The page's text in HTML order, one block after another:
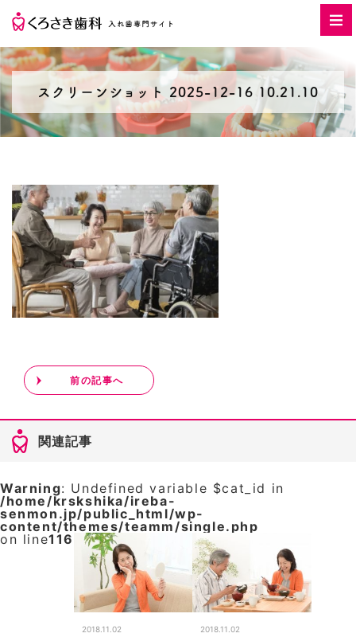
スクリーンショット 2025-12-16 10.21.10
前の記事へ
関連記事
Warning: Undefined variable $cat_id in
/home/krskshika/ireba-
senmon.jp/public_html/wp-
content/themes/teamm/single.php
on line116
2018.11.02 2018.11.02